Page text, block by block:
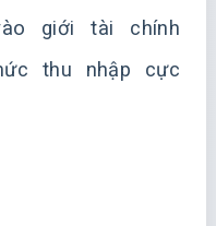
giới tài chính
thu nhập cực